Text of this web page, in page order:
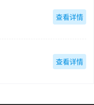
查看详情
查看详情